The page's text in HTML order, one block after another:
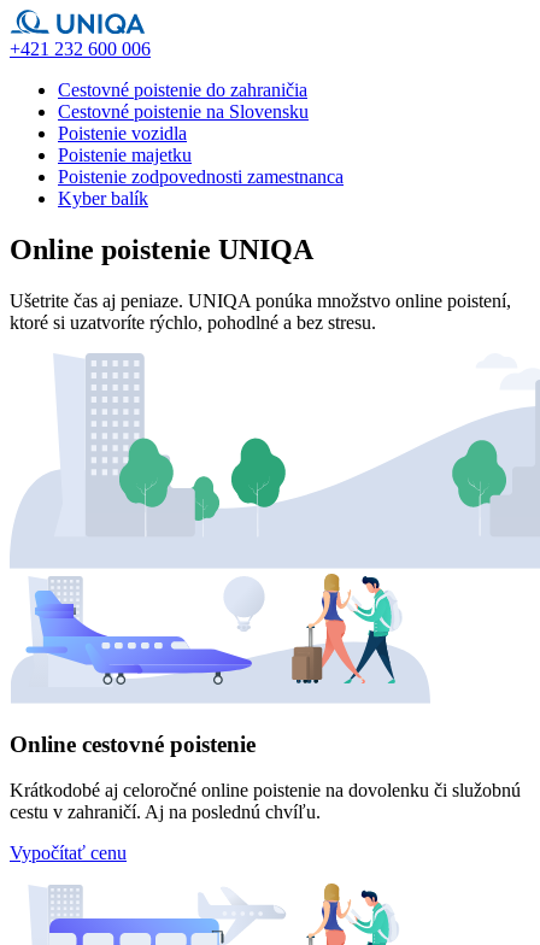
+421 232 600 006
Cestovné poistenie do zahraničia
Cestovné poistenie na Slovensku
Poistenie vozidla
Poistenie majetku
Poistenie zodpovednosti zamestnanca
Kyber balík
Online poistenie UNIQA
Ušetrite čas aj peniaze. UNIQA ponúka množstvo online poistení,
ktoré si uzatvoríte rýchlo, pohodlné a bez stresu.
Online cestovné poistenie
Krátkodobé aj celoročné online poistenie na dovolenku či služobnú
cestu v zahraničí. Aj na poslednú chvíľu.
Vypočítať cenu